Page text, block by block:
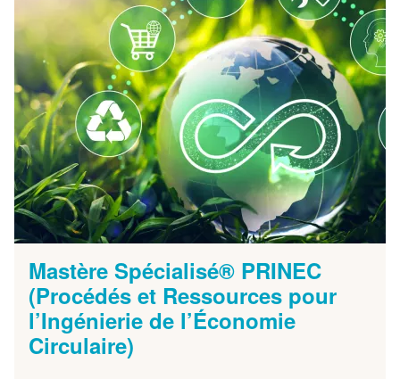
Mastère Spécialisé® PRINEC
(Procédés et Ressources pour
l’Ingénierie de l’Économie
Circulaire)